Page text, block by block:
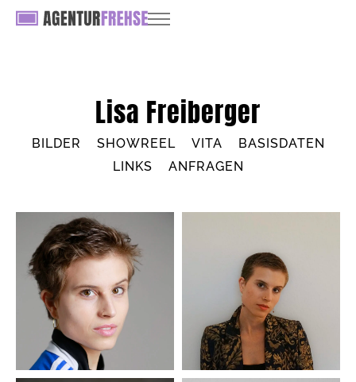
Lisa Freiberger
BILDER SHOWREEL VITA
BASISDATEN
LINKS
ANFRAGEN